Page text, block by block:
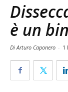
è un
Di Arturo Caponero - 1